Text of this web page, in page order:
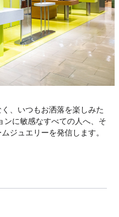
、いつもお洒落を楽しみた
ンに敏感なすべての人へ、そ
ジュエリーを発信します。